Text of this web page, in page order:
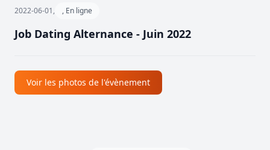
2022-06-01, , En ligne
Job Dating Alternance - Juin 2022
Voir les photos de l'évènement